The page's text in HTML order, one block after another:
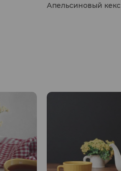
Апельсиновый кекс